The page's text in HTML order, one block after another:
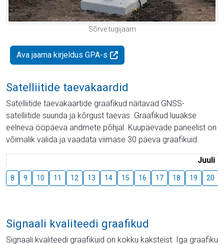
Sõrve tugijaam
Ava jaama kirjeldus GPA-s
Satelliitide taevakaardid
Satelliitide taevakaartide graafikud näitavad GNSS-
satelliitide suunda ja kõrgust taevas. Graafikud luuakse
eelneva ööpäeva andmete põhjal. Kuupäevade paneelist on
võimalik valida ja vaadata viimase 30 päeva graafikuid.
Juuli
8 9 10 11 12 13 14 15 16 17 18 19 20
Signaali kvaliteedi graafikud
Signaali kvaliteedi graafikuid on kokku kaksteist. Iga graafiku